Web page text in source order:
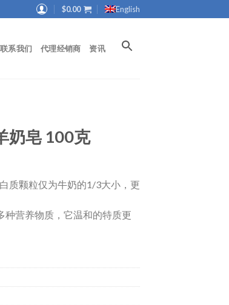
$0.00 English
联系我们 代理经销商 资讯
奶皂 100克
质颗粒仅为牛奶的1/3大小，更
种营养物质，它温和的特质更